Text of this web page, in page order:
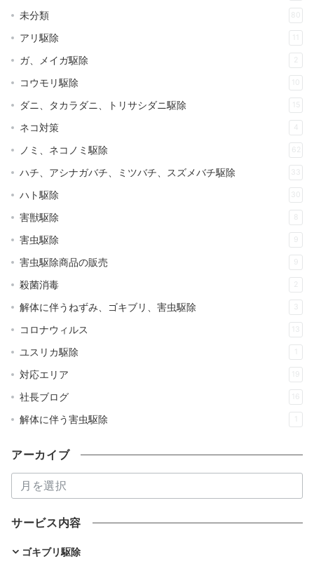
未分類 80
アリ駆除
ガ、メイガ駆除 2
コウモリ駆除 10
ダニ、タカラダニ、トリサシダニ駆除 15
ネコ対策 4
ノミ、ネコノミ駆除 62
ハチ、アシナガバチ、ミツバチ、スズメバチ駆除 33
ハト駆除 30
害獣駆除 8
害虫駆除 9
害虫駆除商品の販売 9
殺菌消毒 2
解体に伴うねずみ、ゴキブリ、害虫駆除 3
コロナウィルス 13
ユスリカ駆除
対応エリア 19
社長ブログ 16
解体に伴う害虫駆除
アーカイブ
ー
カ
イ
ブ
サービス内容
ゴキブリ駆除